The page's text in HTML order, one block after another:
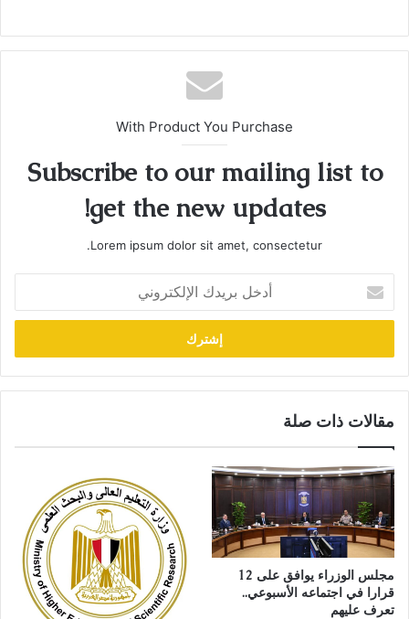
With Product You Purchase
Subscribe to our mailing list to
get the new updates!
Lorem ipsum dolor sit amet, consectetur.
بريدك
الإلكتروني
مقالات ذات صلة
مجلس الوزراء يوافق على 12
قرارا في اجتماعه الأسبوعي..
تعرف عليهم